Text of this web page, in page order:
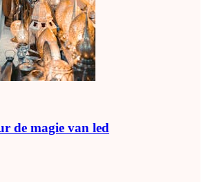
de magie van led